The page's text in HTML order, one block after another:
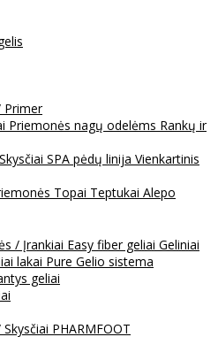
Primer
Priemonės nagų odelėms Rankų ir
Skysčiai SPA pėdų linija Vienkartinis
Topai Teptukai Alepo
/ Įrankiai Easy fiber geliai Geliniai
lakai Pure Gelio sistema
geliai
PHARMFOOT